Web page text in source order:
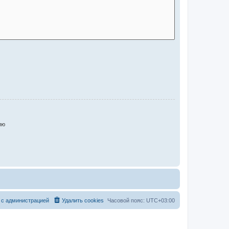
Часовой пояс: UTC+03:00
Удалить cookies
администрацией